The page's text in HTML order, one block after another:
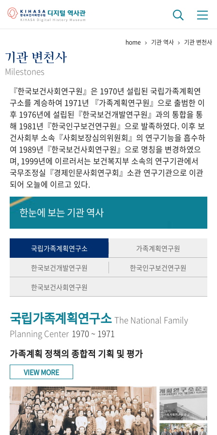
걸어온 길 기관 변천사
연구 역사
정책과 연구 키워드로 보는 연구 역사
연구자들
간행물 변천사
기록물 아카이브
사진 아카이브 문서 기록물 행정박물 영상 기록물
50+1 주년 기념
세계와 함께 한 KIHASA
VR 역사관
home 기관 역사 기관 변천사
기관 변천사
Milestones
『한국보건사회연구원』은 1970년 설립된 국립가족계획연
구소를 계승하여 1971년 『가족계획연구원』으로 출범한 이
후 1976년에 설립된『한국보건개발연구원』과의 통합을 통
해 1981년『한국인구보건연구원』으로 발족하였다. 이후 보
건사회부 소속『사회보장심의위원회』의 연구기능을 흡수하
여 1989년『한국보건사회연구원』으로 명칭을 변경하였으
며, 1999년에 이르러서는 보건복지부 소속의 연구기관에서
국무조정실『경제인문사회연구회』소관 연구기관으로 이관
되어 오늘에 이르고 있다.
한눈에 보는기관 역사
국립가족계획연구소
가족계획연구원
한국보건개발연구원
한국인구보건연구원
한국보건사회연구원
국립가족계획연구소 The National Family
Planning Center 1970 ~ 1971
가족계획 정책의 종합적 기획 및 평가
VIEW MORE